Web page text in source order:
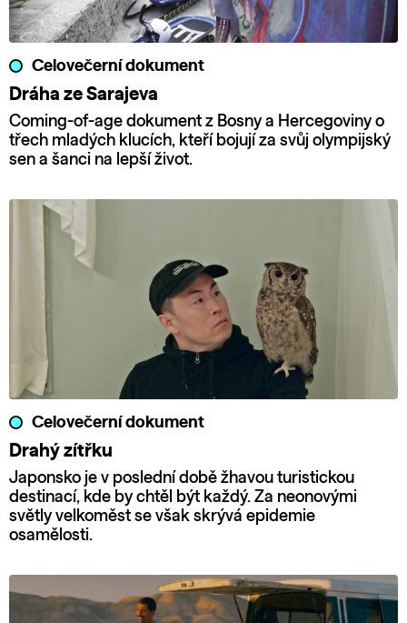
Celovečerní dokument
Dráha ze Sarajeva
Coming-of-age dokument z Bosny a Hercegoviny o
třech mladých klucích, kteří bojují za svůj olympijský
sen a šanci na lepší život.
Celovečerní dokument
Drahý zítřku
Japonsko je v poslední době žhavou turistickou
destinací, kde by chtěl být každý. Za neonovými
světly velkoměst se však skrývá epidemie
osamělosti.